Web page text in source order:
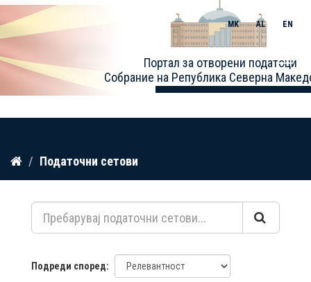
Прескокнете
содржина
Портал за отворени податоци
Собрание на Република Северна
MK AL EN
Toggle
Податочни сетови
Подреди според